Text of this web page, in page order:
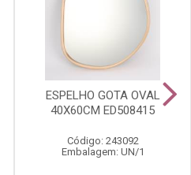
ESPELHO GOTA OVAL
40X60CM ED508415
Código: 243092
Embalagem: UN/1